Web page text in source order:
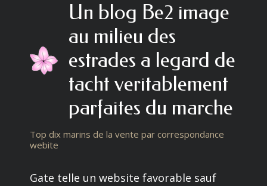
Un blog Be2 image
au milieu des
estrades a legard de
tacht veritablement
parfaites du marche
Top dix marins de la vente par correspondance
webite
Gate telle un website favorable sauf